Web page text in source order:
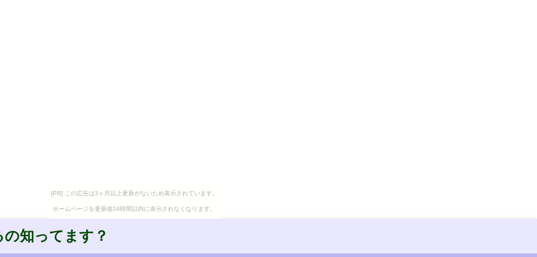
[PR] この広告は3ヶ月以上更新がないため表示されています。
ホームページを更新後24時間以内に表示されなくなります。
知ってます？